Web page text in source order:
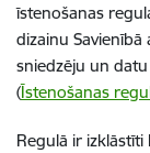
īstenošanas
dizainu
sniedzēju un
(Īstenošanas
Regulā ir